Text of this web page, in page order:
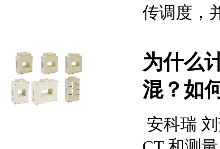
传调度，
为什么
混？如
安科瑞